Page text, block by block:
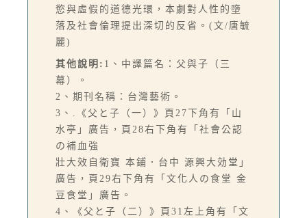
慾與虛假的道德光環，本劇對人性的墮
落及社會倫理提出深切的反省。(文/唐毓
麗)
其他說明: 1、中譯篇名：父與子（三
幕）。
2、期刊名稱：台灣藝術。
3、.《父と子（一）》頁27下角有「山
水亭」廣告，頁28右下角有「社會公認
の補血強
壯大效自衛寶 本鋪．台中 源興大効堂」
廣告，頁29右下角有「文化人の食堂 金
豆食堂」廣告。
4、《父と子（二）》頁31左上角有「文